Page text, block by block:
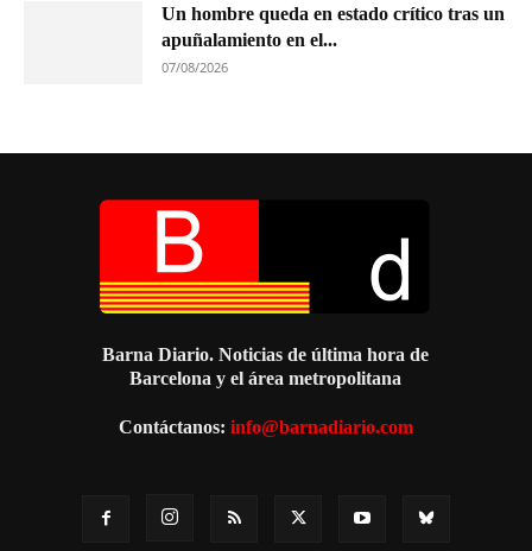
Un hombre queda en estado crítico tras un
apuñalamiento en el...
07/08/2026
Barna Diario. Noticias de última hora de
Barcelona y el área metropolitana
Contáctanos: info@barnadiario.com